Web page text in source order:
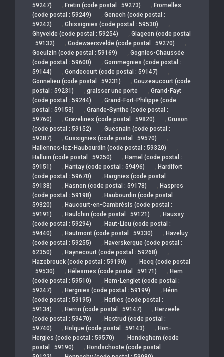
59247)
, Fretin (code postal : 59273) , Fromelles
(code postal : 59249)
, Genech (code postal :
59242)
, Ghissignies (code postal : 59530) ,
Ghyvelde (code postal : 59254) , Glageon (code postal
: 59132)
, Godewaersvelde (code postal : 59270) ,
Goeulzin (code postal : 59169) , Gognies-Chaussée
(code postal : 59600)
, Gommegnies (code postal :
59144)
, Gondecourt (code postal : 59147) ,
Gonnelieu (code postal : 59231) , Gouzeaucourt (code
postal : 59231)
, graisser une porte , Grand-Fayt
(code postal : 59244)
, Grand-Fort-Philippe (code
postal : 59153)
, Grande-Synthe (code postal :
59760)
, Gravelines (code postal : 59820) , Gruson
(code postal : 59152)
, Guesnain (code postal :
59287)
, Gussignies (code postal : 59570) ,
Hallennes-lez-Haubourdin (code postal : 59320) ,
Halluin (code postal : 59250) , Hamel (code postal :
59151)
, Hantay (code postal : 59496) , Hardifort
(code postal : 59670)
, Hargnies (code postal :
59138)
, Hasnon (code postal : 59178) , Haspres
(code postal : 59198)
, Haubourdin (code postal :
59320)
, Haucourt-en-Cambrésis (code postal :
59191)
, Haulchin (code postal : 59121) , Haussy
(code postal : 59294)
, Haut-Lieu (code postal :
59440)
, Hautmont (code postal : 59330) , Haveluy
(code postal : 59255)
, Haverskerque (code postal :
62350)
, Haynecourt (code postal : 59268) ,
Hazebrouck (code postal : 59190) , Hecq (code postal
: 59530)
, Hélesmes (code postal : 59171) , Hem
(code postal : 59510)
, Hem-Lenglet (code postal :
59247)
, Hergnies (code postal : 59199) , Hérin
(code postal : 59195)
, Herlies (code postal :
59134)
, Herrin (code postal : 59147) , Herzeele
(code postal : 59470)
, Hestrud (code postal :
59740)
, Holque (code postal : 59143) , Hon-
Hergies (code postal : 59570)
, Hondeghem (code
postal : 59190)
, Hondschoote (code postal :